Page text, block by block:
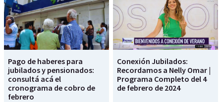
Pago de haberes para
jubilados y pensionados:
consultá acá el
cronograma de cobro de
febrero
Conexión Jubilados:
Recordamos a Nelly Omar |
Programa Completo del 4
de febrero de 2024